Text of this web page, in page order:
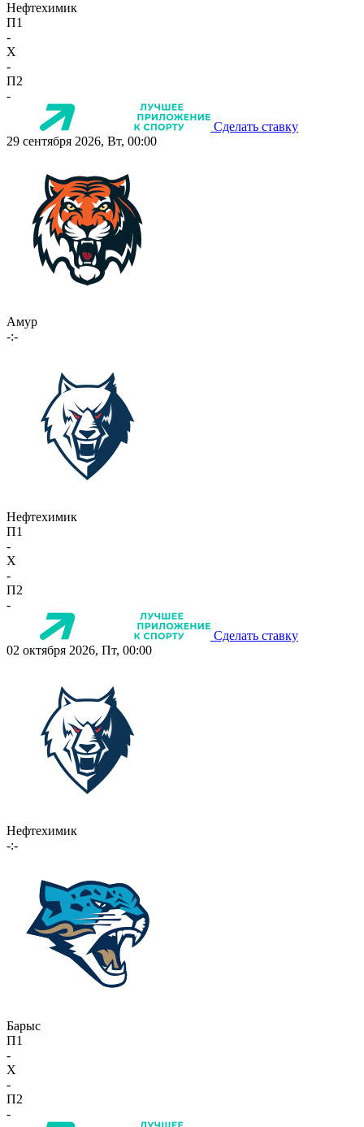
Нефтехимик
П1
-
X
-
П2
-
Сделать ставку
29 сентября 2026, Вт, 00:00
Амур
-:-
Нефтехимик
П1
-
X
-
П2
-
Сделать ставку
02 октября 2026, Пт, 00:00
Нефтехимик
-:-
Барыс
П1
-
X
-
П2
-